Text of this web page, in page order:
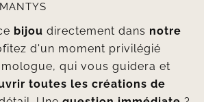
bijou directement dans notre
d'un moment privilégié
qui vous guidera et
toutes les créations de